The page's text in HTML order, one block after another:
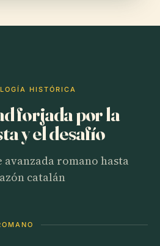
HISTÓRICA
forjada por la
y el desafío
avanzada romano hasta
catalán